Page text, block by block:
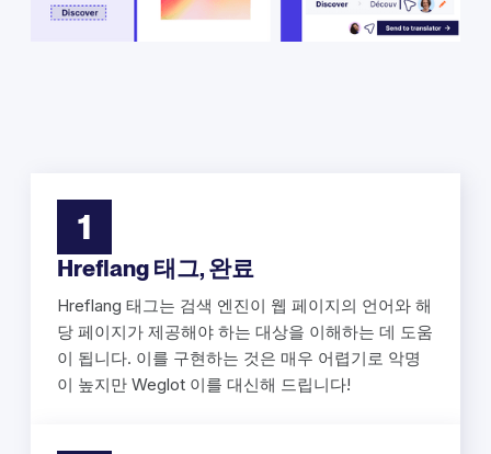
1
Hreflang 태그, 완료
Hreflang 태그는 검색 엔진이 웹 페이지의 언어와 해
당 페이지가 제공해야 하는 대상을 이해하는 데 도움
이 됩니다. 이를 구현하는 것은 매우 어렵기로 악명
이 높지만 Weglot 이를 대신해 드립니다!